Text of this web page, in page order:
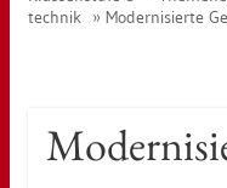
tech­nik
Mo­der­ni­sier­te